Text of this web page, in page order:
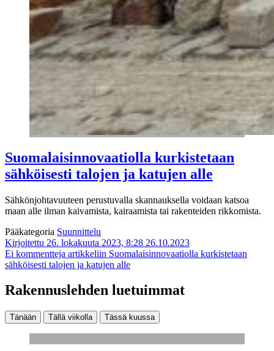
Suomalaisinnovaatiolla kurkistetaan
sähköisesti talojen ja katujen alle
Sähkönjohtavuuteen perustuvalla skannauksella voidaan katsoa
maan alle ilman kaivamista, kairaamista tai rakenteiden rikkomista.
Pääkategoria Suunnittelu
Kirjoitettu 26. lokakuuta 2023, 8:28 26.10.2023
Ei kommentteja artikkeliin Suomalaisinnovaatiolla kurkistetaan
sähköisesti talojen ja katujen alle
Rakennuslehden luetuimmat
Tänään Tällä viikolla Tässä kuussa